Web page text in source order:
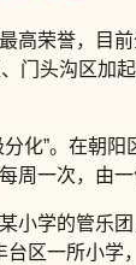
高荣誉，目
门头沟区加
分化”。在朝
周一次，由一
小学的管乐
区一所小学